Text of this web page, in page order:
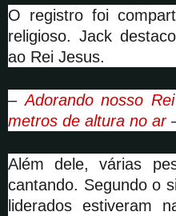
O registro foi
religioso. Jack
ao Rei Jesus.
–Adorando nosso
metros de altura no ar
Além dele, várias
cantando. Segundo o
liderados estiveram